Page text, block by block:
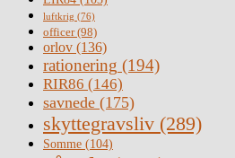
luftkrig (76)
officer(98)
orlov (136)
rationering (194)
RIR86 (146)
savnede (175)
skyttegravsliv (289)
Somme (104)